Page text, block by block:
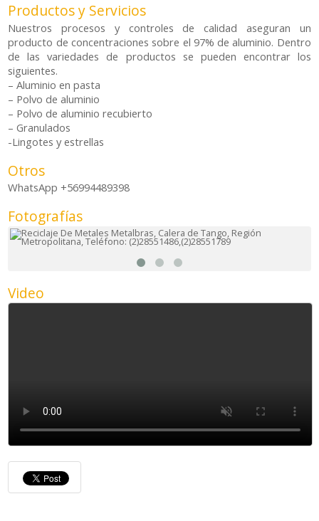
Productos y Servicios
Nuestros procesos y controles de calidad aseguran un
producto de concentraciones sobre el 97% de aluminio. Dentro
de las variedades de productos se pueden encontrar los
siguientes.
– Aluminio en pasta
– Polvo de aluminio
– Polvo de aluminio recubierto
– Granulados
-Lingotes y estrellas
Otros
WhatsApp +56994489398
Fotografías
Video